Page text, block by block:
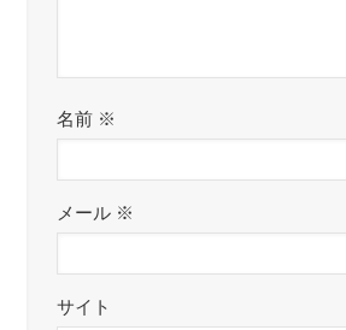
名前 ※
メール ※
サイト